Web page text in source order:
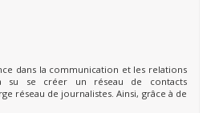
dans la communication et les relations
su se créer un réseau de contacts
réseau de journalistes. Ainsi, grâce à de